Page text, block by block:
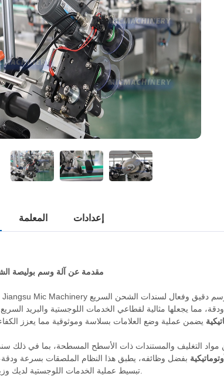
المعلمة إعدادات
مقدمة عن آلة وسم بوليصة
تقدم شركة Jiangsu Mic Machinery دقيق وفعال لسندات الشحن السريع
يجعلها مثالية لقطاعي الخدمات اللوجستية والبريد
التغليف والمستندات ذات الأسطح المسطحة، بما في ذلك
بفضل وظائفه، يطبق هذا النظام الملصقات بسرعة
تبسيط عملية الخدمات اللوجستية لديك وزيادة إنتاجيتها.